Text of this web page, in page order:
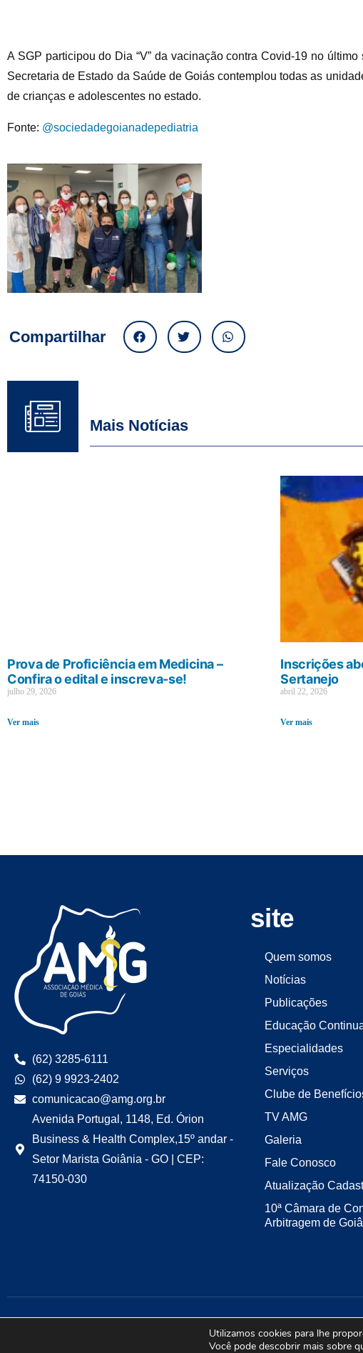
A SGP participou do Dia “V” da vacinação contra Covid-19 no
Secretaria de Estado da Saúde de Goiás contemplou todas as
de crianças e adolescentes no estado.
Fonte: @sociedadegoianadepediatria
Compartilhar
Mais Notícias
Prova de Proficiência em Medicina –
Confira o edital e inscreva-se!
julho 29, 2026
Ver mais
Inscrições
Sertanejo
abril 22, 2026
Ver mais
(62) 3285-6111
(62) 9 9923-2402
comunicacao@amg.org.br
Avenida Portugal, 1148, Ed. Órion
Business & Health Complex,15º andar -
Setor Marista Goiânia - GO | CEP:
74150-030
site
Quem somos
Notícias
Publicações
Educação
Especialidades
Serviços
Clube de
TV AMG
Galeria
Fale Conosco
Atualização
10ª Câmara de
Arbitragem de
Utilizamos cookies para lhe
Você pode descobrir mais sobre